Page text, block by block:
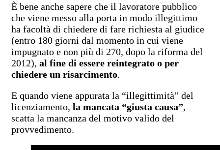
È bene anche sapere che il lavoratore pubblico
che viene messo alla porta in modo illegittimo
ha facoltà di chiedere di fare richiesta al giudice
(entro 180 giorni dal momento in cui viene
impugnato e non più di 270, dopo la riforma del
2012), al fine di essere reintegrato o per
chiedere un risarcimento.
E quando viene appurata la “illegittimità” del
licenziamento, la mancata “giusta causa”,
scatta la mancanza del motivo valido del
provvedimento.